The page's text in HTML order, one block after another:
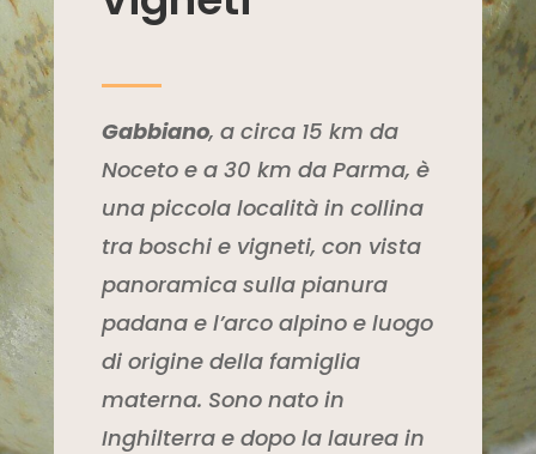
Gabbiano, a circa 15 km da
Noceto e a 30 km da Parma, è
una piccola località in collina
tra boschi e vigneti, con vista
panoramica sulla pianura
padana e l’arco alpino e luogo
di origine della famiglia
materna. Sono nato in
Inghilterra e dopo la laurea in